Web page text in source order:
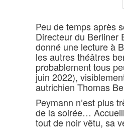
Peu de temps après
Directeur du Berliner
donné une lecture à
les autres théâtres
probablement tous
juin 2022),
autrichien Thomas
Peymann n’est plus
de la soirée…
tout de noir vêtu, sa